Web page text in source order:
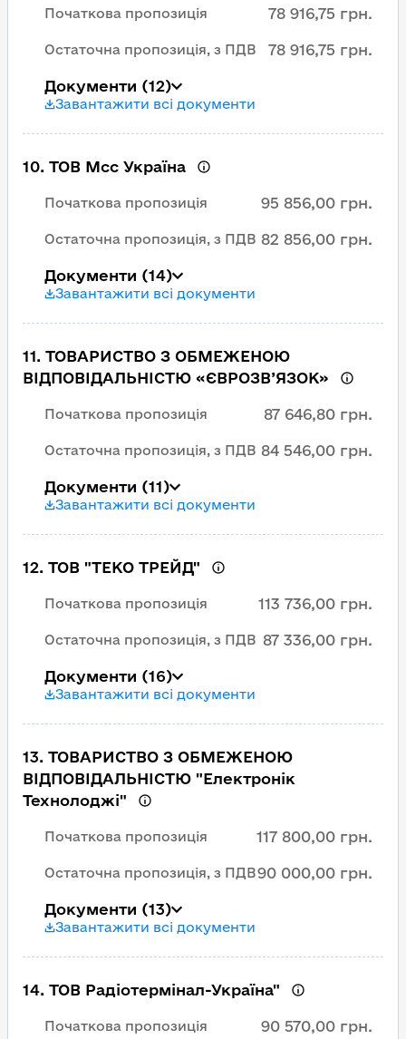
Початкова пропозиція 78 916,75 грн.
Остаточна пропозиція, з ПДВ 78 916,75 грн.
Документи (12)
Завантажити всі документи
10. ТОВ Мсс Україна
Початкова пропозиція 95 856,00 грн.
Остаточна пропозиція, з ПДВ 82 856,00 грн.
Документи (14)
Завантажити всі документи
11. ТОВАРИСТВО З ОБМЕЖЕНОЮ
ВІДПОВІДАЛЬНІСТЮ «ЄВРОЗВ’ЯЗОК»
Початкова пропозиція 87 646,80 грн.
Остаточна пропозиція, з ПДВ 84 546,00 грн.
Документи (11)
Завантажити всі документи
12. ТОВ "ТЕКО ТРЕЙД"
Початкова пропозиція 113 736,00 грн.
Остаточна пропозиція, з ПДВ 87 336,00 грн.
Документи (16)
Завантажити всі документи
13. ТОВАРИСТВО З ОБМЕЖЕНОЮ
ВІДПОВІДАЛЬНІСТЮ "Електронік
Технолоджі"
Початкова пропозиція 117 800,00 грн.
Остаточна пропозиція, з ПДВ90 000,00 грн.
Документи (13)
Завантажити всі документи
14. ТОВ Радіотермінал-Україна"
Початкова пропозиція 90 570,00 грн.